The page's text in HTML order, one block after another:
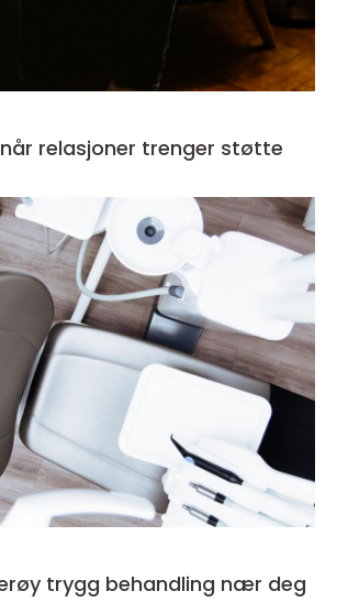
Familieterapi når relasjoner trenger støtte
Tannlege osterøy trygg behandling nær deg